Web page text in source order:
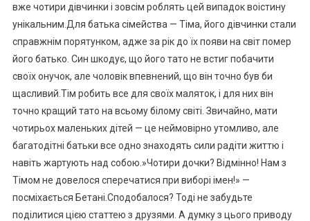
вже чотири дівчинки і зовсім роблять цей випадок воістину
унікальним.Для батька сімейства — Тіма, його дівчинки стали
справжнім порятунком, адже за рік до їх появи на світ помер
його батько. Син шкодує, що його тато не встиг побачити
своїх онучок, але чоловік впевнений, що він точно був би
щасливий.Тім робить все для своїх маляток, і для них він
точно кращий тато на всьому білому світі. Звичайно, мати
чотирьох маленьких дітей — це неймовірно утомливо, але
багатодітні батьки все одно знаходять сили радіти життю і
навіть жартують над собою.»Чотири дочки? Відмінно! Нам з
Тімом не довелося сперечатися при виборі імен!» —
посміхається Бетані.Сподобалося? Тоді не забудьте
поділитися цією статтею з друзями. А думку з цього приводу